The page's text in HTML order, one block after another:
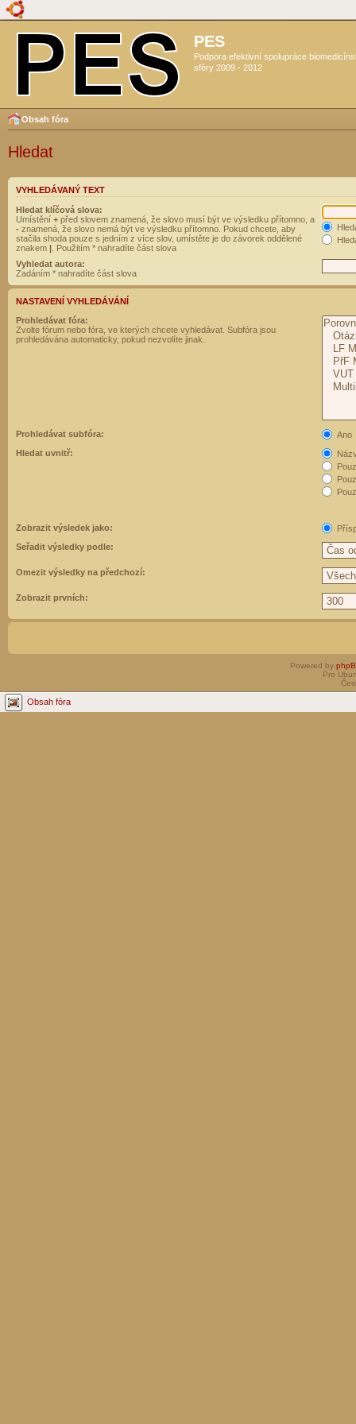
PES
Podpora efektivní spolupráce
sféry 2009 - 2012
Obsah fóra
Hledat
VYHLEDÁVANÝ TEXT
Hledat klíčová slova:
Umístění + před slovem znamená, že slovo musí být ve výsledku přítomno, a
- znamená, že slovo nemá být ve výsledku přítomno. Pokud chcete, aby
stačila shoda pouze s jedním z více slov, umístěte je do závorek oddělené
znakem | . Použitím * nahradíte část slova
Vyhledat autora:
Zadáním * nahradíte část slova
NASTAVENÍ VYHLEDÁVÁNÍ
Prohledávat fóra:
Zvolte fórum nebo fóra, ve kterých chcete vyhledávat. Subfóra jsou
prohledávána automaticky, pokud nezvolíte jinak.
Prohledávat subfóra:
Ano
Hledat uvnitř:
Zobrazit výsledek jako:
Seřadit výsledky podle:
Omezit výsledky na předchozí:
Zobrazit prvních:
Powered by
Pro
Obsah fóra